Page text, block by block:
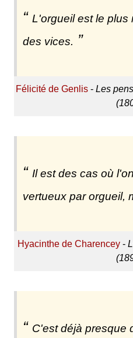
L'orgueil est le plus
des vices.
Félicité de Genlis- Les
Il est des cas où
vertueux par orgueil,
Hyacinthe de Charencey-
C'est déjà presque